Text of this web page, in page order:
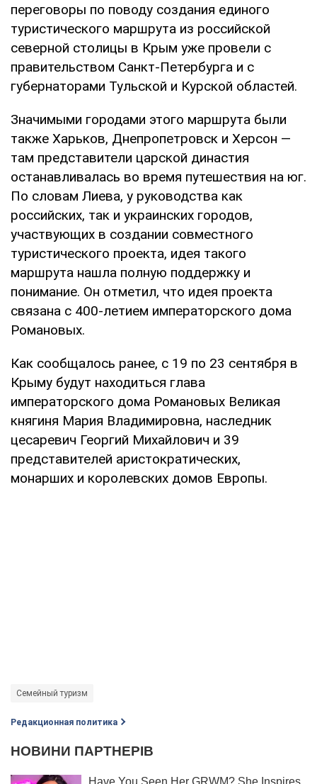
переговоры по поводу создания единого
туристического маршрута из российской
северной столицы в Крым уже провели с
правительством Санкт-Петербурга и с
губернаторами Тульской и Курской областей.
Значимыми городами этого маршрута были
также Харьков, Днепропетровск и Херсон —
там представители царской династия
останавливалась во время путешествия на юг.
По словам Лиева, у руководства как
российских, так и украинских городов,
участвующих в создании совместного
туристического проекта, идея такого
маршрута нашла полную поддержку и
понимание. Он отметил, что идея проекта
связана с 400-летием императорского дома
Романовых.
Как сообщалось ранее, с 19 по 23 сентября в
Крыму будут находиться глава
императорского дома Романовых Великая
княгиня Мария Владимировна, наследник
цесаревич Георгий Михайлович и 39
представителей аристократических,
монарших и королевских домов Европы.
Семейный туризм
Редакционная политика